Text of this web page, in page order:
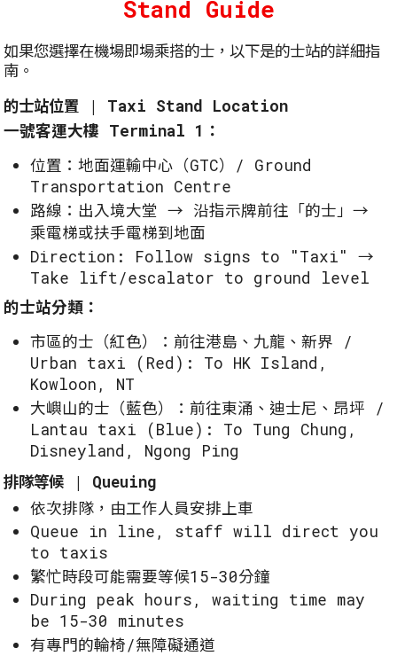
Stand Guide
如果您選擇在機場即場乘搭的士，以下是的士站的詳細指
南。
的士站位置 | Taxi Stand Location
一號客運大樓 Terminal 1：
位置：地面運輸中心（GTC）/ Ground
Transportation Centre
路線：出入境大堂 → 沿指示牌前往「的士」→
乘電梯或扶手電梯到地面
Direction: Follow signs to "Taxi" →
Take lift/escalator to ground level
的士站分類：
市區的士（紅色）：前往港島、九龍、新界 /
Urban taxi (Red): To HK Island,
Kowloon, NT
大嶼山的士（藍色）：前往東涌、迪士尼、昂坪 /
Lantau taxi (Blue): To Tung Chung,
Disneyland, Ngong Ping
排隊等候 | Queuing
依次排隊，由工作人員安排上車
Queue in line, staff will direct you
to taxis
繁忙時段可能需要等候15-30分鐘
During peak hours, waiting time may
be 15-30 minutes
有專門的輪椅/無障礙通道